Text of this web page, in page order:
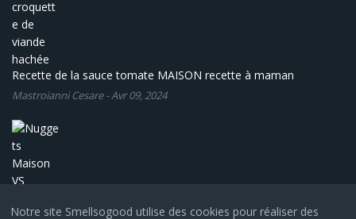
Notre site Smellsogood utilise des cookies pour réaliser des
Recette de la sauce tomate MAISON recette à maman
Mastroianni Cesare-Avr 09, 2024